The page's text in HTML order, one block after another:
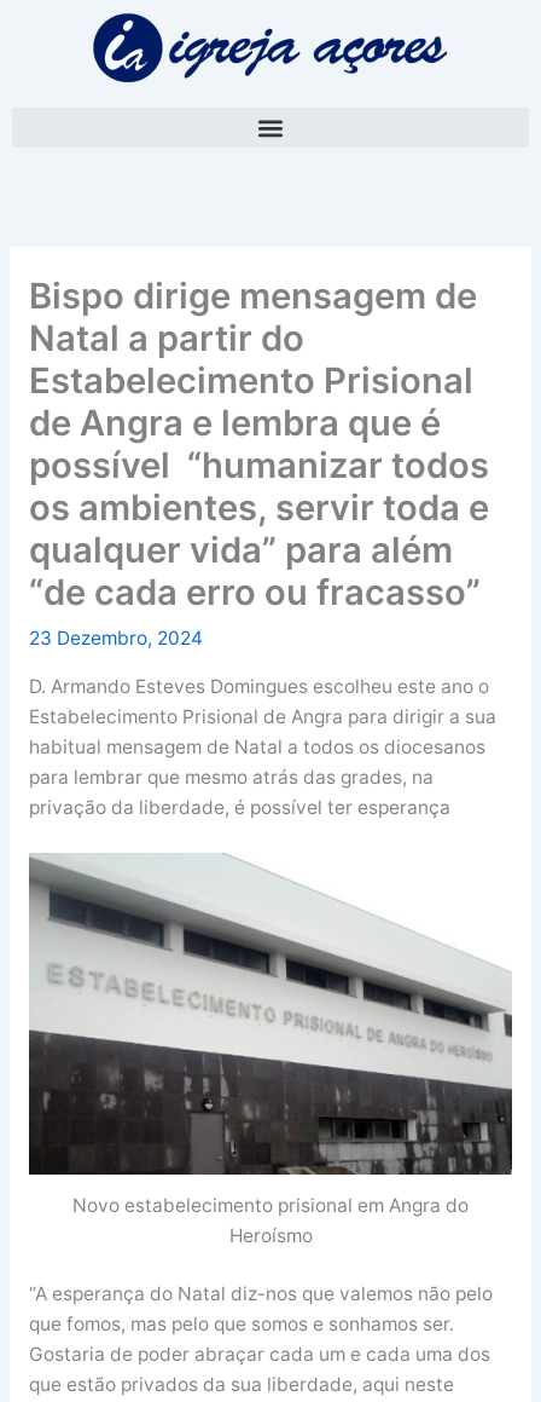
Bispo dirige mensagem de
Natal a partir do
Estabelecimento Prisional
de Angra e lembra que é
possível “humanizar todos
os ambientes, servir toda e
qualquer vida” para além
“de cada erro ou fracasso”
23 Dezembro, 2024
D. Armando Esteves Domingues escolheu este ano o
Estabelecimento Prisional de Angra para dirigir a sua
habitual mensagem de Natal a todos os diocesanos
para lembrar que mesmo atrás das grades, na
privação da liberdade, é possível ter esperança
Novo estabelecimento prisional em Angra do
Heroísmo
“A esperança do Natal diz-nos que valemos não pelo
que fomos, mas pelo que somos e sonhamos ser.
Gostaria de poder abraçar cada um e cada uma dos
que estão privados da sua liberdade, aqui neste